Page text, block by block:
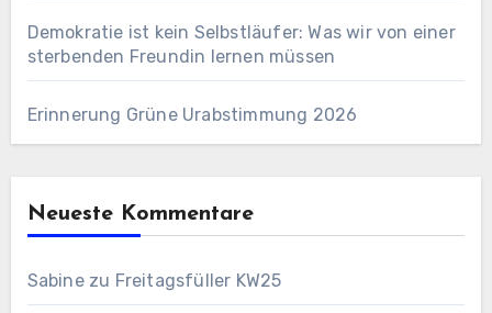
Demokratie ist kein Selbstläufer: Was wir von einer
sterbenden Freundin lernen müssen
Erinnerung Grüne Urabstimmung 2026
Neueste Kommentare
Sabinezu Freitagsfüller KW25